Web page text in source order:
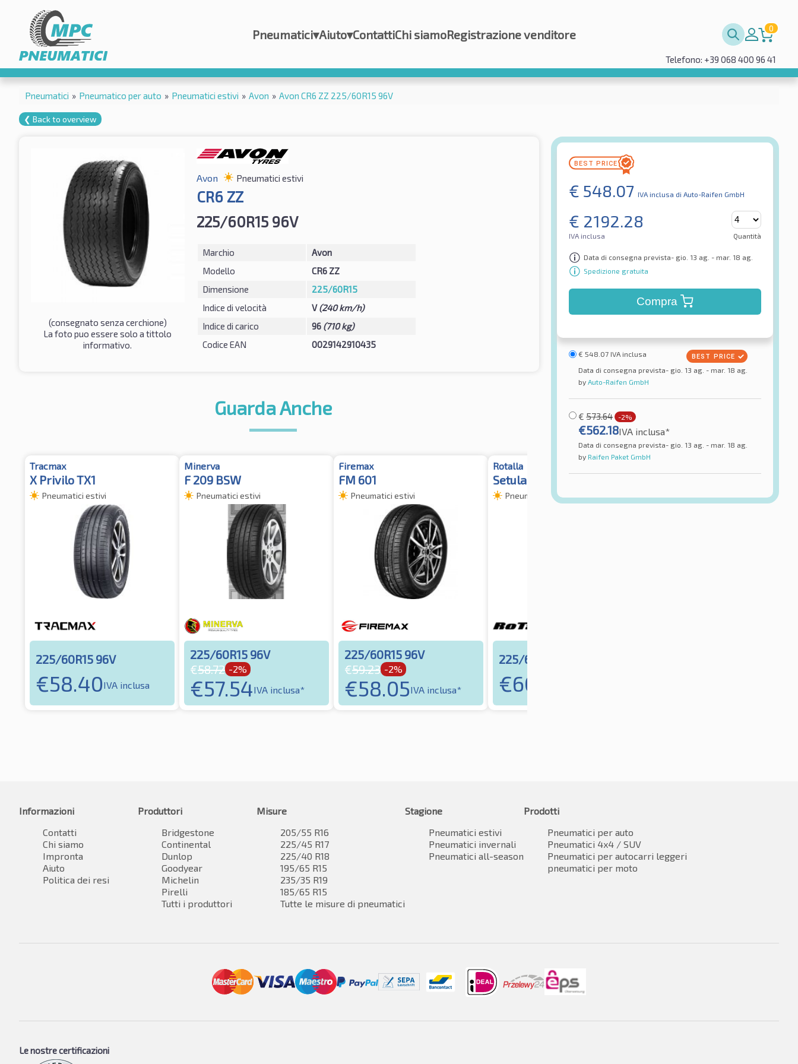
Pneumatici▾Aiuto▾ContattiChi siamoRegistrazione venditore 0
Telefono: +39 068 400 96 41
Pneumatici » Pneumatico per auto » Pneumatici estivi » Avon » Avon CR6 ZZ 225/60R15 96V
❮ Back to overview
(consegnato senza cerchione)
La foto puo essere solo a tittolo
informativo.
Avon Pneumatici estivi
CR6 ZZ
225/60R15 96V
Marchio
Avon
Modello
CR6 ZZ
Dimensione
225/60R15
Indice di velocità
V(240 km/h)
Indice di carico
96 (710 kg)
Codice EAN
0029142910435
€ 548.07 IVA inclusa di Auto-Raifen GmbH
€ 2192.28
IVA inclusa Quantità
Data di consegna prevista- gio. 13 ag. - mar. 18 ag.
Spedizione gratuita
Compra
€ 548.07 IVA inclusa
Data di consegna prevista- gio. 13 ag. - mar. 18 ag.
by Auto-Raifen GmbH
€ 573.64 -2%
€562.18IVA inclusa*
Data di consegna prevista- gio. 13 ag. - mar. 18 ag.
by Raifen Paket GmbH
Guarda Anche
Tracmax
X Privilo TX1
Pneumatici estivi
225/60R15 96V
€58.40IVA inclusa
Minerva
F 209 BSW
Pneumatici estivi
225/60R15 96V
€58.72 -2%
€57.54IVA inclusa*
Firemax
FM 601
Pneumatici estivi
225/60R15 96V
€59.23 -2%
€58.05IVA inclusa*
Rotalla
Setula E-Race RH01 BSW
Pneumatici estivi
225/60R15 96V
€60.15
Pneumatici estivi
Informazioni
Contatti
Chi siamo
Impronta
Aiuto
Politica dei resi
Produttori
Bridgestone
Continental
Dunlop
Goodyear
Michelin
Pirelli
Tutti i produttori
Misure
205/55 R16
225/45 R17
225/40 R18
195/65 R15
235/35 R19
185/65 R15
Tutte le misure di pneumatici
Stagione
Pneumatici estivi
Pneumatici invernali
Pneumatici all-season
Prodotti
Pneumatici per auto
Pneumatici 4x4 / SUV
Pneumatici per autocarri leggeri
pneumatici per moto
Le nostre certificazioni